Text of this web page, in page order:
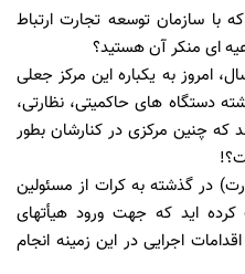
با سازمان توسعه تجارت ارتباط
ای منکر آن هستید؟
شده که پس از گذشت24 سال، امروز به یکباره این مرکز جعلی
آیا طی 24 سال گذشته دستگاه های حاکمیتی، نظارتی،
که چنین مرکزی در کنارشان بطور
در گذشته به کرات از مسئولین
کرده اید که جهت ورود هیأتهای
اجرایی در این زمینه انجام